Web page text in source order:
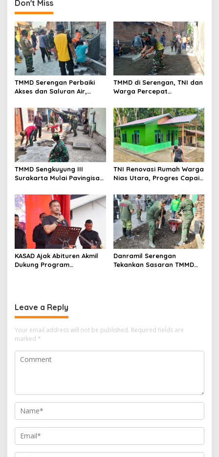
Don't Miss
TMMD Serengan Perbaiki
Akses dan Saluran Air,
TMMD di Serengan, TNI dan
Warga Percepat
TMMD Sengkuyung III
Surakarta Mulai Pavingisasi
TNI Renovasi Rumah Warga
Nias Utara, Progres Capai
KASAD Ajak Abituren Akmil
Dukung Program
Danramil Serengan
Tekankan Sasaran TMMD
Leave a Reply
Your email address will not be published. Required fields are
marked *